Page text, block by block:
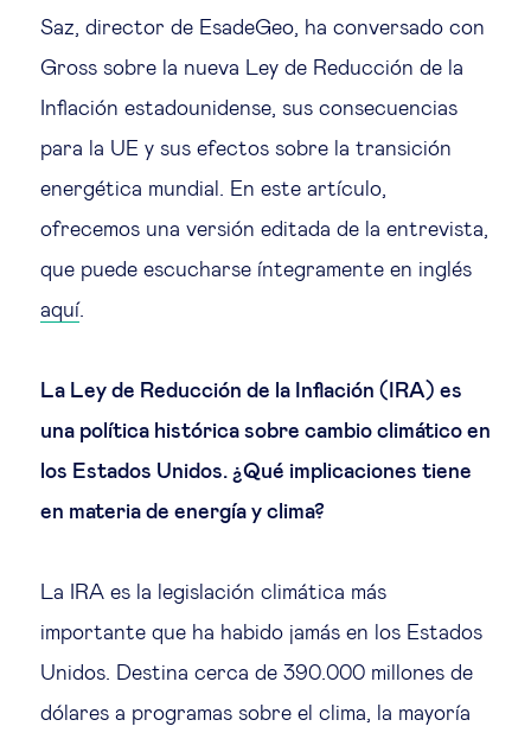
Saz, director de EsadeGeo, ha conversado con
Gross sobre la nueva Ley de Reducción de la
Inflación estadounidense, sus consecuencias
para la UE y sus efectos sobre la transición
energética mundial. En este artículo,
ofrecemos una versión editada de la entrevista,
que puede escucharse íntegramente en inglés
aquí.
La Ley de Reducción de la Inflación (IRA) es
una política histórica sobre cambio climático en
los Estados Unidos. ¿Qué implicaciones tiene
en materia de energía y clima?
La IRA es la legislación climática más
importante que ha habido jamás en los Estados
Unidos. Destina cerca de 390.000 millones de
dólares a programas sobre el clima, la mayoría